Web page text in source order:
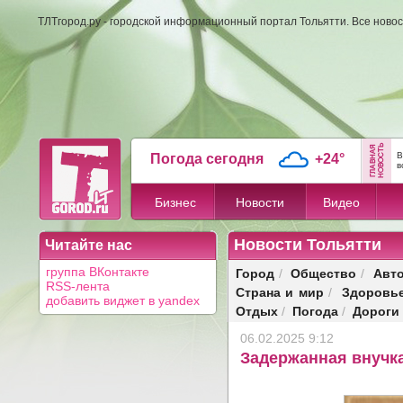
ТЛТгород.ру - городской информационный портал Тольятти. Все
Погода сегодня +24°
Бизнес Новости Видео
Читайте нас
группа ВКонтакте
RSS-лента
добавить виджет в yandex
Новости Тольятти
Город / Общество /
Страна и мир /
Отдых / Погода / Дороги
06.02.2025 9:12
Задержанная